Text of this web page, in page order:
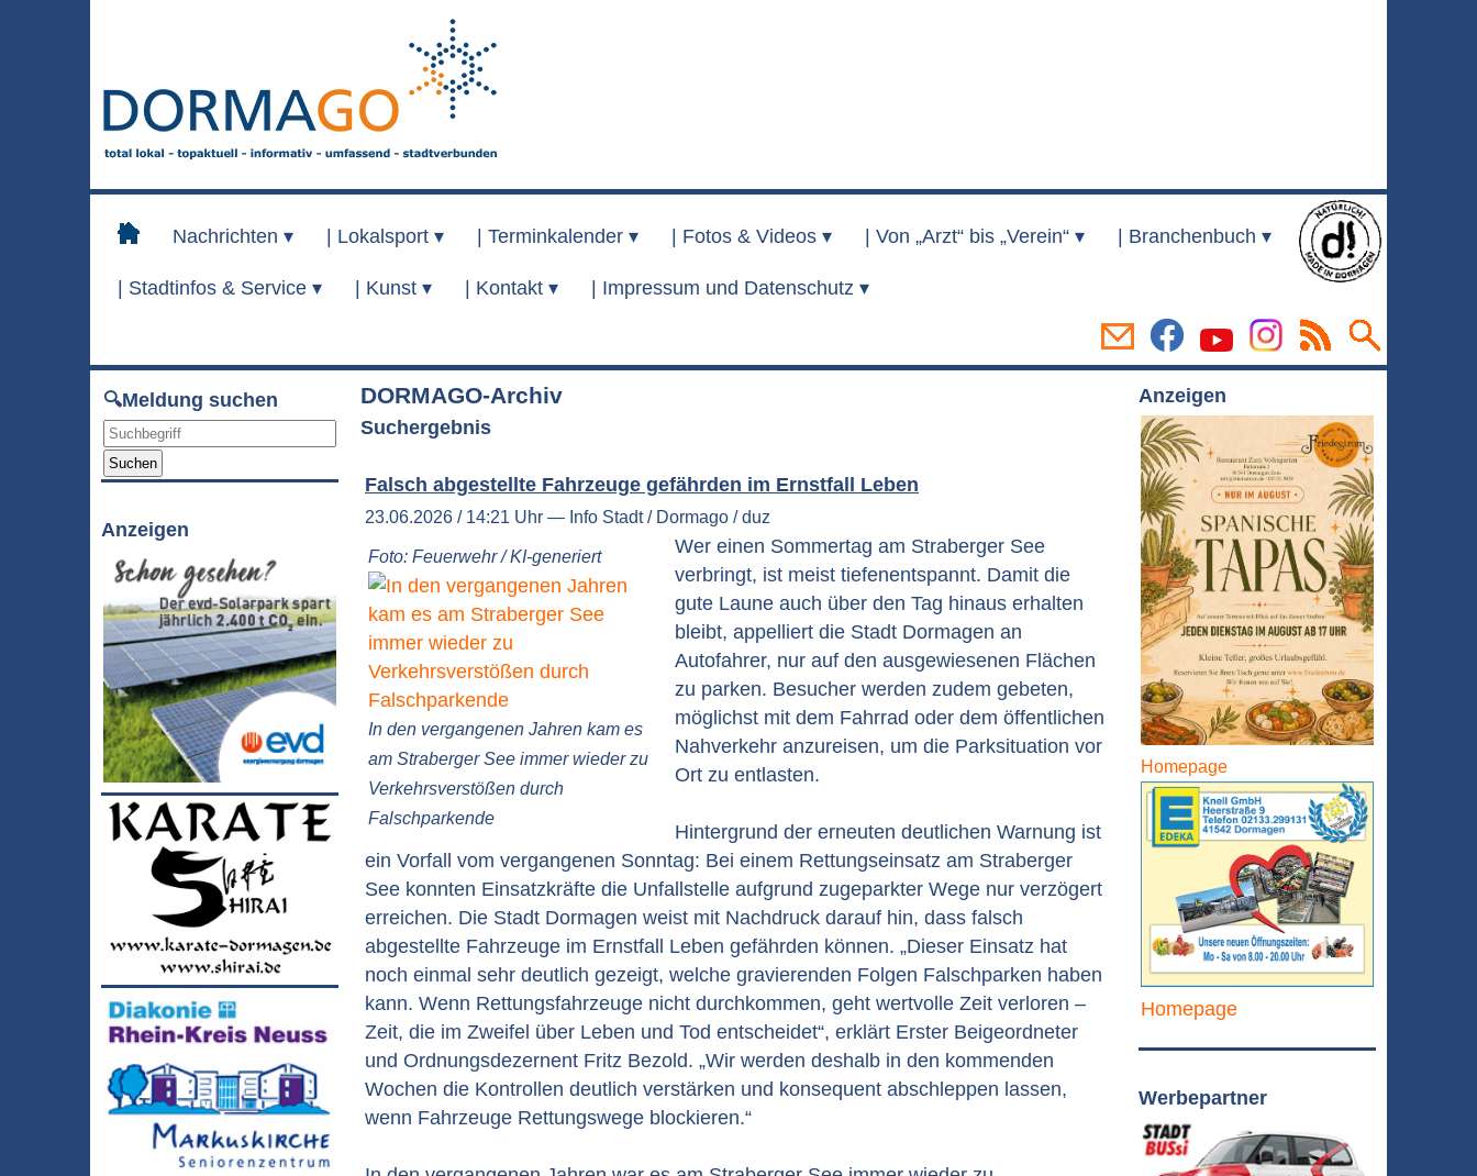
Nachrichten ▾ Lokalsport ▾ Terminkalender ▾ Fotos & Videos ▾ Von „Arzt“ bis „Verein“ ▾ Branchenbuch ▾
Stadtinfos & Service ▾ Kunst ▾ Kontakt ▾ Impressum und Datenschutz ▾
🔍Meldung suchen
Suchen
Anzeigen
DORMAGO-Archiv
Suchergebnis
Falsch abgestellte Fahrzeuge gefährden im Ernstfall Leben
23.06.2026 / 14:21 Uhr — Info Stadt / Dormago / duz
Foto: Feuerwehr / KI-generiert
In den vergangenen Jahren kam es
am Straberger See immer wieder zu
Verkehrsverstößen durch
Falschparkende
Wer einen Sommertag am Straberger See
verbringt, ist meist tiefenentspannt. Damit die
gute Laune auch über den Tag hinaus erhalten
bleibt, appelliert die Stadt Dormagen an
Autofahrer, nur auf den ausgewiesenen Flächen
zu parken. Besucher werden zudem gebeten,
möglichst mit dem Fahrrad oder dem öffentlichen
Nahverkehr anzureisen, um die Parksituation vor
Ort zu entlasten.
Hintergrund der erneuten deutlichen Warnung ist
ein Vorfall vom vergangenen Sonntag: Bei einem Rettungseinsatz am Straberger
See konnten Einsatzkräfte die Unfallstelle aufgrund zugeparkter Wege nur verzögert
erreichen. Die Stadt Dormagen weist mit Nachdruck darauf hin, dass falsch
abgestellte Fahrzeuge im Ernstfall Leben gefährden können. „Dieser Einsatz hat
noch einmal sehr deutlich gezeigt, welche gravierenden Folgen Falschparken haben
kann. Wenn Rettungsfahrzeuge nicht durchkommen, geht wertvolle Zeit verloren –
Zeit, die im Zweifel über Leben und Tod entscheidet“, erklärt Erster Beigeordneter
und Ordnungsdezernent Fritz Bezold. „Wir werden deshalb in den kommenden
Wochen die Kontrollen deutlich verstärken und konsequent abschleppen lassen,
wenn Fahrzeuge Rettungswege blockieren.“
Anzeigen
Homepage
Homepage
Werbepartner